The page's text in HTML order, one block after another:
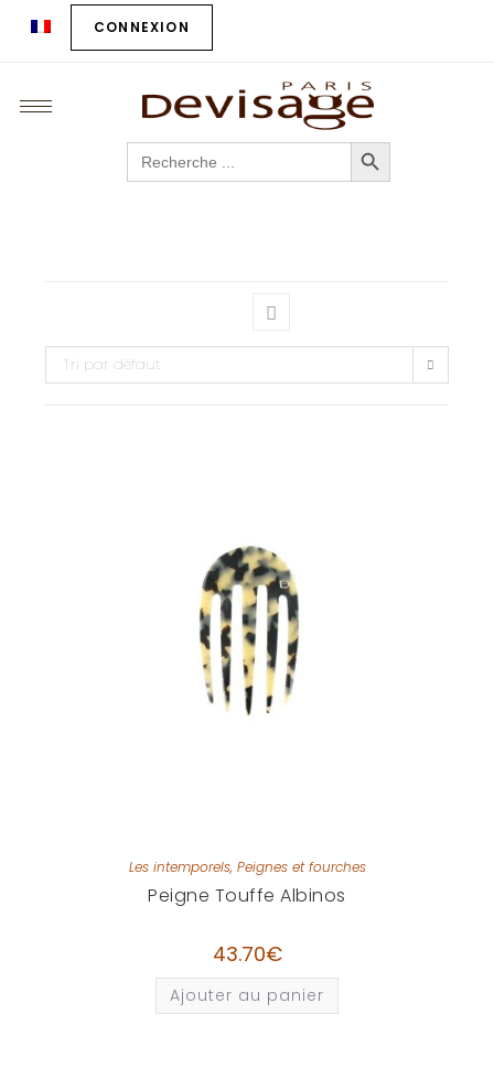
CONNEXION
Search
for:
SEARCH BUTTON
Tri par défaut
Les intemporels, Peignes et fourches
Peigne Touffe Albinos
43.70€
Ajouter au panier